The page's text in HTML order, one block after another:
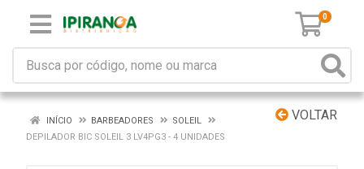
0
VOLTAR
INÍCIO BARBEADORES
SOLEIL
DEPILADOR BIC SOLEIL 3 LV4PG3 - 4 UNIDADES